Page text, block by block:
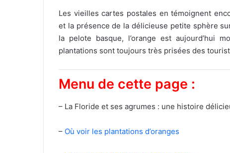
Les vieilles cartes postales en témoignent
et la présence de la délicieuse petite sphère
la pelote basque, l’orange est aujourd’hui
plantations sont toujours très prisées des
Menu de cette page :
– La Floride et ses agrumes : une histoire
– Où voir les plantations d’oranges